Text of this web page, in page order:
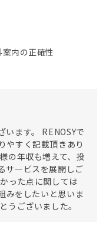
内の正確性
ます。 RENOSYで
やすく記載頂きあり
の年収も増えて、投
サービスを展開しご
った点に関しては
みをしたいと思いま
うございました。